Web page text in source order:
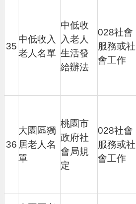
35
中低收入
老人名單
中低收
入老人
生活發
給辦法
028社會
服務或社
會工作
36
大園區獨
居老人名
單
桃園市
政府社
會局規
定
028社會
服務或社
會工作